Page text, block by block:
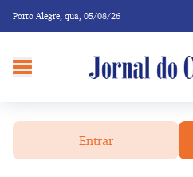
Porto Alegre, qua, 05/08/26
Entrar